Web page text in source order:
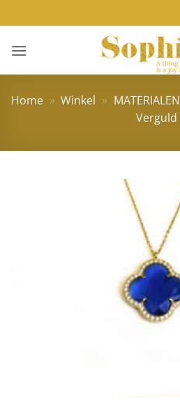
naar
inhoud
Home » Winkel » MATERIALEN
Verguld